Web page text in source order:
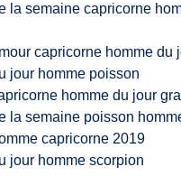
la semaine capricorne
capricorne homme du
jour homme poisson
homme du jour
la semaine poisson
capricorne 2019
jour homme scorpion